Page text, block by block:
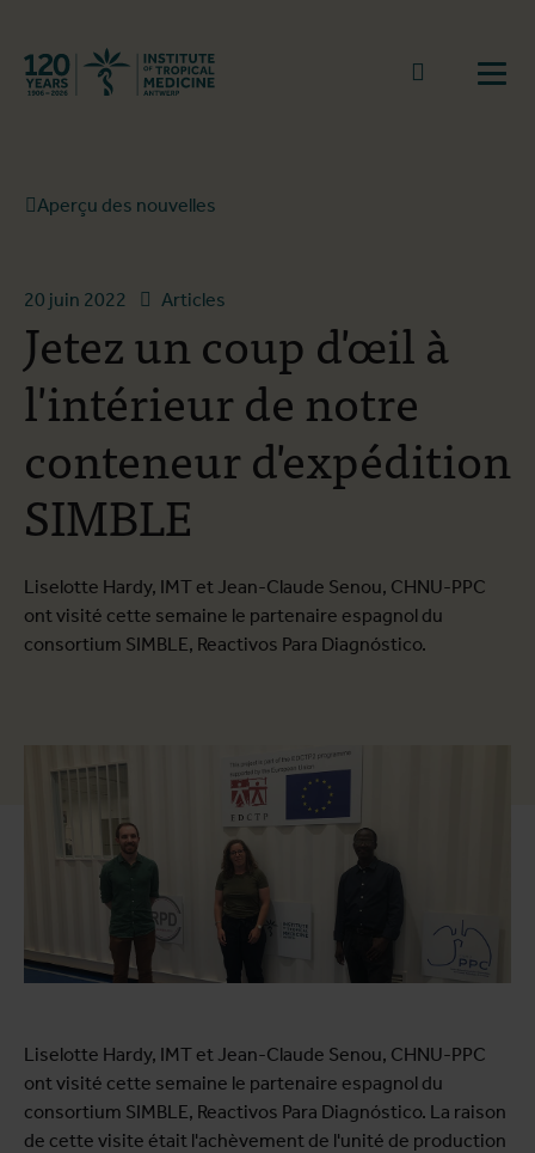
Retourner à la page d'accueil
go to
Aperçu des nouvelles
20 juin 2022 Articles
Jetez un coup d'œil à
l'intérieur de notre
conteneur d'expédition
SIMBLE
Liselotte Hardy, IMT et Jean-Claude Senou, CHNU-PPC
ont visité cette semaine le partenaire espagnol du
consortium SIMBLE, Reactivos Para Diagnóstico.
Liselotte Hardy, IMT et Jean-Claude Senou, CHNU-PPC
ont visité cette semaine le partenaire espagnol du
consortium SIMBLE, Reactivos Para Diagnóstico. La raison
de cette visite était l'achèvement de l'unité de production